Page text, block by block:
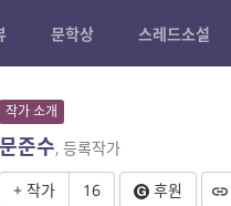
문학상 스레드소설
작가 소개
문준수, 등록작가
+ 작가
16 후원